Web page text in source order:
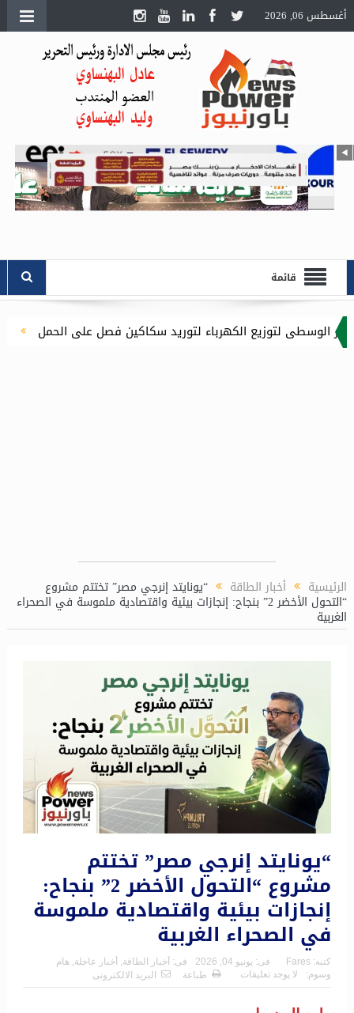
أغسطس 06, 2026
قائمة
لتوريد سكاكين فصل على الحمل السويدي
الرئيسية أخبار الطاقة “يونايتد إنرجي مصر” تختتم مشروع
“التحول الأخضر 2” بنجاح: إنجازات بيئية واقتصادية ملموسة في الصحراء
الغربية
“يونايتد إنرجي مصر” تختتم
مشروع “التحول الأخضر 2” بنجاح:
إنجازات بيئية واقتصادية ملموسة
في الصحراء الغربية
كتبه: Fares فى: يونيو 04, 2026 فى: أخبار الطاقة أخبار عاجلة هام
وسوم:
لا يوجد تعليقات طباعة البريد الالكترونى